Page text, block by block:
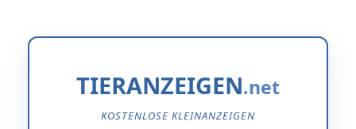
TIERANZEIGEN
KOSTENLOSE KLEINANZEIGEN